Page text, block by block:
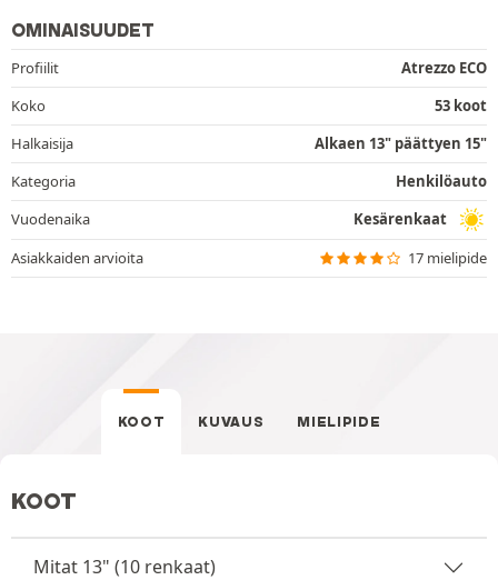
OMINAISUUDET
Profiilit
Atrezzo ECO
Koko
53 koot
Halkaisija
Alkaen 13" päättyen 15"
Kategoria
Henkilöauto
Vuodenaika
Kesärenkaat
Asiakkaiden arvioita
17 mielipide
KOOT KUVAUS MIELIPIDE
KOOT
Mitat 13" (10 renkaat)